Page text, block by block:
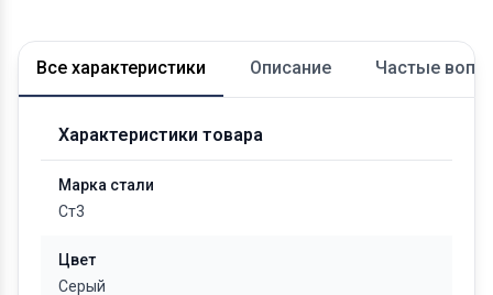
Все характеристики Описание Частые
Характеристики товара
Марка стали
Ст3
Цвет
Серый